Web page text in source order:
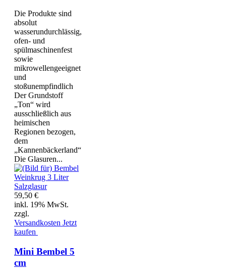
Die Produkte sind
absolut
wasserundurchlässig,
ofen- und
spülmaschinenfest
sowie
mikrowellengeeignet
und
stoßunempfindlich
Der Grundstoff
„Ton“ wird
ausschließlich aus
heimischen
Regionen bezogen,
dem
„Kannenbäckerland“
Die Glasuren...
59,50 €
inkl. 19% MwSt.
zzgl.
Versandkosten Jetzt
kaufen
Mini Bembel 5
cm